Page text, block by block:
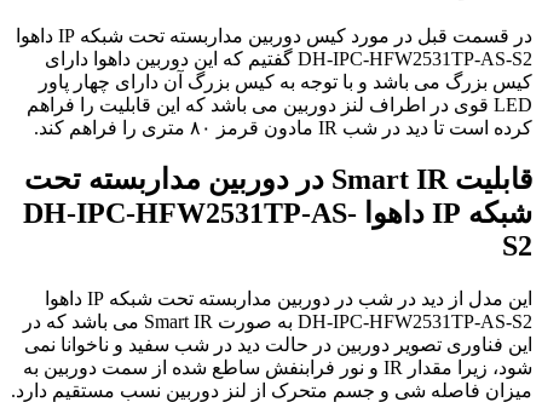
در قسمت قبل در مورد کیس دوربین مداربسته تحت شبکه IP داهوا
DH-IPC-HFW2531TP-AS-S2 گفتیم که این دوربین داهوا دارای
کیس بزرگ می باشد و با توجه به کیس بزرگ آن دارای چهار پاور
LED قوی در اطراف لنز دوربین می باشد که این قابلیت را فراهم
کرده است تا دید در شب IR مادون قرمز ۸۰ متری را فراهم کند.
قابلیت Smart IR در دوربین مداربسته تحت
شبکه IP داهوا DH-IPC-HFW2531TP-AS-
S2
این مدل از دید در شب در دوربین مداربسته تحت شبکه IP داهوا
DH-IPC-HFW2531TP-AS-S2 به صورت Smart IR می باشد که در
این فناوری تصویر دوربین در حالت دید در شب سفید و ناخوانا نمی
شود، زیرا مقدار IR و نور فرابنفش ساطع شده از سمت دوربین به
میزان فاصله شی و جسم متحرک از لنز دوربین نسب مستقیم دارد.